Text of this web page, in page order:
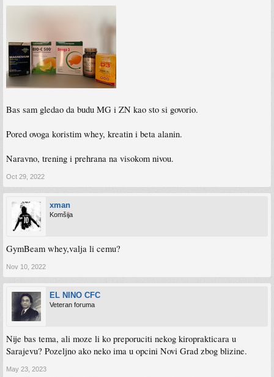
Bas sam gledao da budu MG i ZN kao sto si govorio.
Pored ovoga koristim whey, kreatin i beta alanin.
Naravno, trening i prehrana na visokom nivou.
Oct 29, 2022
xman
Komšija
GymBeam whey,valja li cemu?
Nov 10, 2022
EL NINO CFC
Veteran foruma
Nije bas tema, ali moze li ko preporuciti nekog kiroprakticara u
Sarajevu? Pozeljno ako neko ima u opcini Novi Grad zbog blizine.
May 23, 2023